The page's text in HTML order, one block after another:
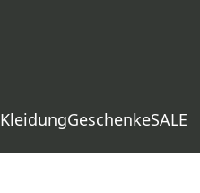
KleidungGeschenkeSALE